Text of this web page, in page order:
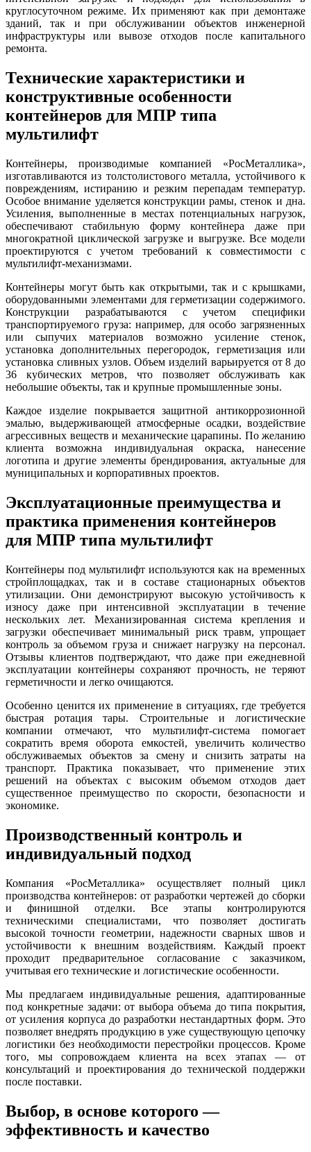
круглосуточном режиме. Их применяют как при демонтаже
зданий, так и при обслуживании объектов инженерной
инфраструктуры или вывозе отходов после капитального
ремонта.
Технические характеристики и
конструктивные особенности
контейнеров для МПР типа
мультилифт
Контейнеры, производимые компанией «РосМеталлика»,
изготавливаются из толстолистового металла, устойчивого к
повреждениям, истиранию и резким перепадам температур.
Особое внимание уделяется конструкции рамы, стенок и дна.
Усиления, выполненные в местах потенциальных нагрузок,
обеспечивают стабильную форму контейнера даже при
многократной циклической загрузке и выгрузке. Все модели
проектируются с учетом требований к совместимости с
мультилифт-механизмами.
Контейнеры могут быть как открытыми, так и с крышками,
оборудованными элементами для герметизации содержимого.
Конструкции разрабатываются с учетом специфики
транспортируемого груза: например, для особо загрязненных
или сыпучих материалов возможно усиление стенок,
установка дополнительных перегородок, герметизация или
установка сливных узлов. Объем изделий варьируется от 8 до
36 кубических метров, что позволяет обслуживать как
небольшие объекты, так и крупные промышленные зоны.
Каждое изделие покрывается защитной антикоррозионной
эмалью, выдерживающей атмосферные осадки, воздействие
агрессивных веществ и механические царапины. По желанию
клиента возможна индивидуальная окраска, нанесение
логотипа и другие элементы брендирования, актуальные для
муниципальных и корпоративных проектов.
Эксплуатационные преимущества и
практика применения контейнеров
для МПР типа мультилифт
Контейнеры под мультилифт используются как на временных
стройплощадках, так и в составе стационарных объектов
утилизации. Они демонстрируют высокую устойчивость к
износу даже при интенсивной эксплуатации в течение
нескольких лет. Механизированная система крепления и
загрузки обеспечивает минимальный риск травм, упрощает
контроль за объемом груза и снижает нагрузку на персонал.
Отзывы клиентов подтверждают, что даже при ежедневной
эксплуатации контейнеры сохраняют прочность, не теряют
герметичности и легко очищаются.
Особенно ценится их применение в ситуациях, где требуется
быстрая ротация тары. Строительные и логистические
компании отмечают, что мультилифт-система помогает
сократить время оборота емкостей, увеличить количество
обслуживаемых объектов за смену и снизить затраты на
транспорт. Практика показывает, что применение этих
решений на объектах с высоким объемом отходов дает
существенное преимущество по скорости, безопасности и
экономике.
Производственный контроль и
индивидуальный подход
Компания «РосМеталлика» осуществляет полный цикл
производства контейнеров: от разработки чертежей до сборки
и финишной отделки. Все этапы контролируются
техническими специалистами, что позволяет достигать
высокой точности геометрии, надежности сварных швов и
устойчивости к внешним воздействиям. Каждый проект
проходит предварительное согласование с заказчиком,
учитывая его технические и логистические особенности.
Мы предлагаем индивидуальные решения, адаптированные
под конкретные задачи: от выбора объема до типа покрытия,
от усиления корпуса до разработки нестандартных форм. Это
позволяет внедрять продукцию в уже существующую цепочку
логистики без необходимости перестройки процессов. Кроме
того, мы сопровождаем клиента на всех этапах — от
консультаций и проектирования до технической поддержки
после поставки.
Выбор, в основе которого —
эффективность и качество